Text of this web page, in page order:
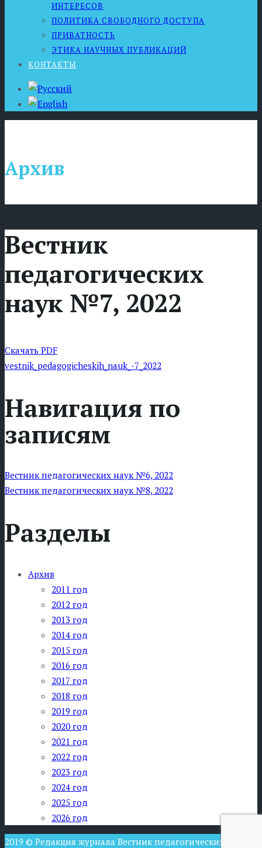
ИНТЕРЕСОВ
ПОЛИТИКА СВОБОДНОГО ДОСТУПА
ПРИВАТНОСТЬ
ЭТИКА НАУЧНЫХ ПУБЛИКАЦИЙ
КОНТАКТЫ
Архив
Вестник
педагогических
наук №7, 2022
Скачать PDF
vestnik_pedagogicheskih_nauk_-7_2022
Навигация по
записям
Вестник педагогических наук №6, 2022
Вестник педагогических наук №8, 2022
Разделы
Архив
2011 год
2012 год
2013 год
2014 год
2015 год
2016 год
2017 год
2018 год
2019 год
2020 год
2021 год
2022 год
2023 год
2024 год
2025 год
2026 год
2019 © Редакция журнала Вестник педагогических наук